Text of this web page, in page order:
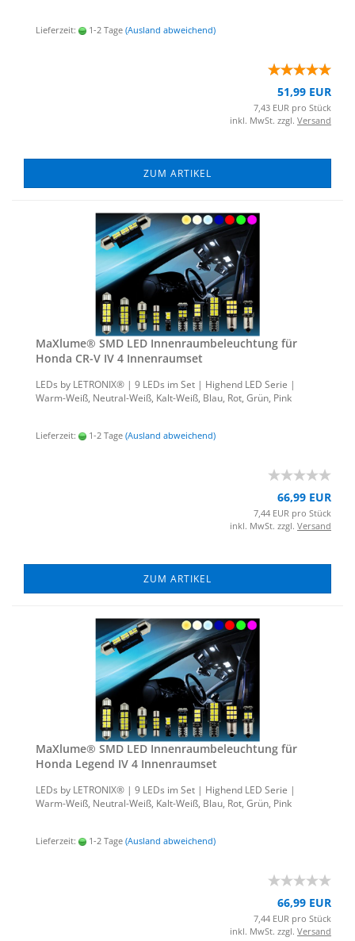
Lieferzeit: 1-2 Tage (Ausland abweichend)
51,99 EUR
7,43 EUR pro Stück
inkl. MwSt. zzgl. Versand
ZUM ARTIKEL
MaXlu­me® SMD LED In­nen­raum­be­leuch­tung für
Honda CR-V IV 4 In­nen­ra­um­set
LEDs by LE­TRO­NIX® | 9 LEDs im Set | Hig­h­end LED Serie |
Warm-​Weiß, Neutral-​Weiß, Kalt-​Weiß, Blau, Rot, Grün, Pink
Lieferzeit: 1-2 Tage (Ausland abweichend)
66,99 EUR
7,44 EUR pro Stück
inkl. MwSt. zzgl. Versand
ZUM ARTIKEL
MaXlu­me® SMD LED In­nen­raum­be­leuch­tung für
Honda Le­gend IV 4 In­nen­ra­um­set
LEDs by LE­TRO­NIX® | 9 LEDs im Set | Hig­h­end LED Serie |
Warm-​Weiß, Neutral-​Weiß, Kalt-​Weiß, Blau, Rot, Grün, Pink
Lieferzeit: 1-2 Tage (Ausland abweichend)
66,99 EUR
7,44 EUR pro Stück
inkl. MwSt. zzgl. Versand